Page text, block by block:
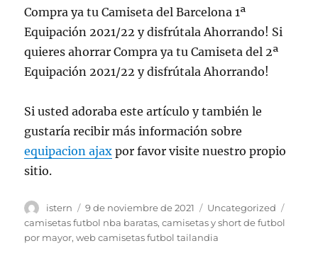
Compra ya tu Camiseta del Barcelona 1ª
Equipación 2021/22 y disfrútala Ahorrando! Si
quieres ahorrar Compra ya tu Camiseta del 2ª
Equipación 2021/22 y disfrútala Ahorrando!
Si usted adoraba este artículo y también le
gustaría recibir más información sobre
equipacion ajax por favor visite nuestro propio
sitio.
Autor
istern
Publicado
el
9 de noviembre de 2021 Categorías
Uncategorized
camisetas futbol nba baratas,camisetas y short de futbol
por mayor,web camisetas futbol tailandia